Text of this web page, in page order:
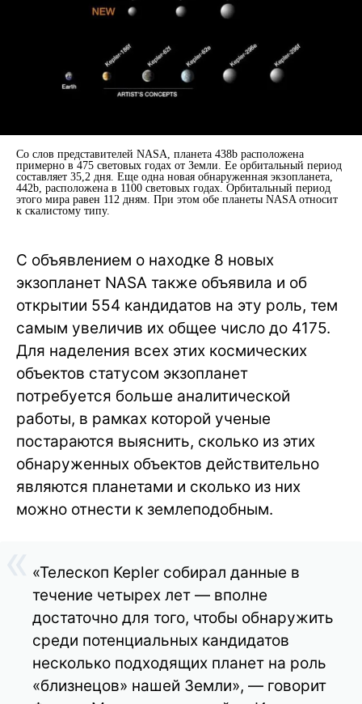
Со слов представителей NASA, планета 438b расположена
примерно в 475 световых годах от Земли. Ее орбитальный период
составляет 35,2 дня. Еще одна новая обнаруженная экзопланета,
442b, расположена в 1100 световых годах. Орбитальный период
этого мира равен 112 дням. При этом обе планеты NASA относит
к скалистому типу.
С объявлением о находке 8 новых
экзопланет NASA также объявила и об
открытии 554 кандидатов на эту роль, тем
самым увеличив их общее число до 4175.
Для наделения всех этих космических
объектов статусом экзопланет
потребуется больше аналитической
работы, в рамках которой ученые
постараются выяснить, сколько из этих
обнаруженных объектов действительно
являются планетами и сколько из них
можно отнести к землеподобным.
«Телескоп Kepler собирал данные в
течение четырех лет — вполне
достаточно для того, чтобы обнаружить
среди потенциальных кандидатов
несколько подходящих планет на роль
«близнецов» нашей Земли», — говорит